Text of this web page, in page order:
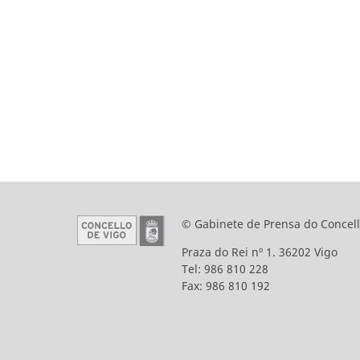
© Gabinete de Prensa do
Praza do Rei nº 1. 36202 Vigo
Tel: 986 810 228
Fax: 986 810 192